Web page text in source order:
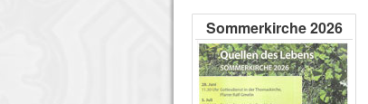
Sommerkirche 2026